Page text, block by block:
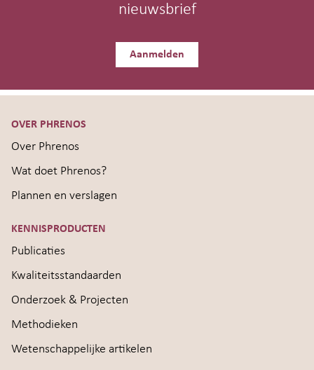
nieuwsbrief
Aanmelden
OVER PHRENOS
Over Phrenos
Wat doet Phrenos?
Plannen en verslagen
KENNISPRODUCTEN
Publicaties
Kwaliteitsstandaarden
Onderzoek & Projecten
Methodieken
Wetenschappelijke artikelen